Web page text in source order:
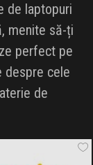
de laptopuri
menite să-ți
perfect pe
despre cele
de